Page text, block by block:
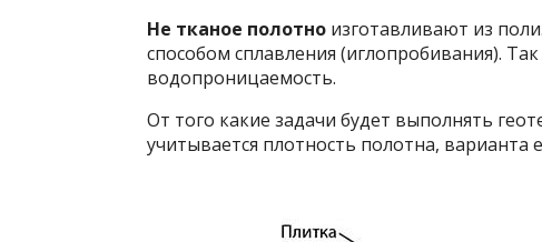
Не тканое полотно изготавливают из
способом сплавления (иглопробивания).
водопроницаемость.
От того какие задачи будет выполнять
учитывается плотность полотна, варианта